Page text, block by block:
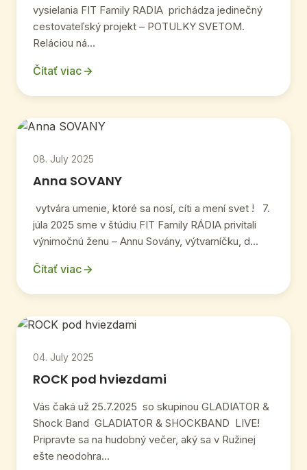
vysielania FIT Family RADIA prichádza jedinečný
cestovateľský projekt – POTULKY SVETOM.
Reláciou ná...
Čítať viac
08. July 2025
Anna SOVANY
vytvára umenie, ktoré sa nosí, cíti a mení svet ! 7.
júla 2025 sme v štúdiu FIT Family RÁDIA privítali
výnimočnú ženu – Annu Sovány, výtvarníčku, d...
Čítať viac
04. July 2025
ROCK pod hviezdami
Vás čaká už 25.7.2025 so skupinou GLADIATOR &
Shock Band GLADIATOR & SHOCKBAND LIVE!
Pripravte sa na hudobný večer, aký sa v Ružinej
ešte neodohra...